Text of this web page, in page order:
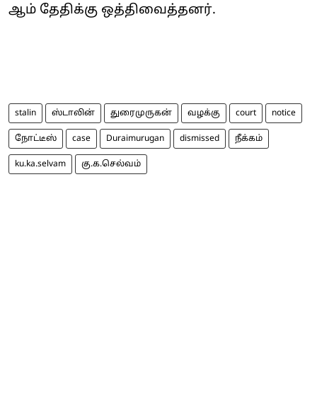
ஆம் தேதிக்கு ஒத்திவைத்தனர்.
stalin ஸ்டாலின் துரைமுருகன் வழக்கு court notice
நோட்டீஸ் case Duraimurugan dismissed நீக்கம்
ku.ka.selvam கு.க.செல்வம்